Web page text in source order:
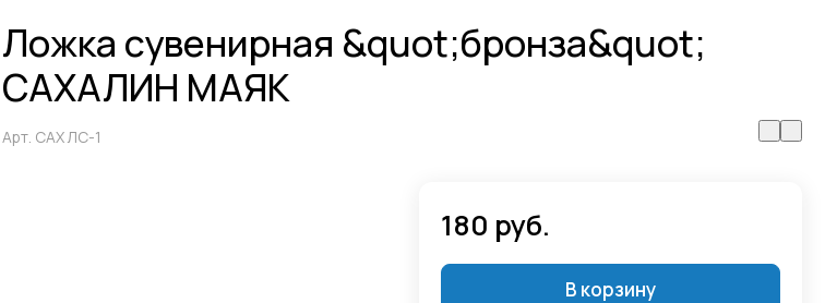
Ложка сувенирная &quot;бронза&quot;
САХАЛИН МАЯК
Арт. САХ ЛС-1
180 руб.
В корзину